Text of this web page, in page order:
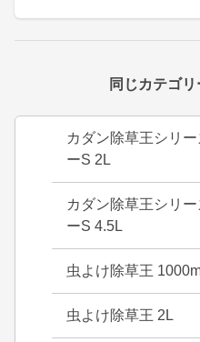
同じカテゴ
カダン除草王シリ
ーS 2L
カダン除草王シリ
ーS 4.5L
虫よけ除草王
虫よけ除草王 2L